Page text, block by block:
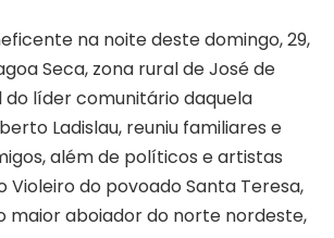
na noite deste domingo, 29,
Seca, zona rural de José de
do líder comunitário daquela
Ladislau, reuniu familiares e
além de políticos e artistas
Violeiro do povoado Santa Teresa,
maior aboiador do norte nordeste,